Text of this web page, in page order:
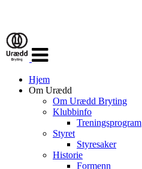
navigasjon
Hjem
Om Urædd
Om Urædd Bryting
Klubbinfo
Treningsprogram
Styret
Styresaker
Historie
Formenn